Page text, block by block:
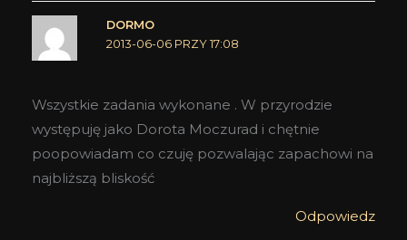
DORMO
2013-06-06 PRZY 17:08
Wszystkie zadania wykonane . W przyrodzie
występuję jako Dorota Moczurad i chętnie
poopowiadam co czuję pozwalając zapachowi na
najbliższą bliskość
Odpowiedz